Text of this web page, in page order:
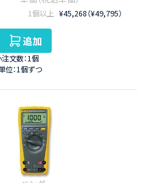
1個以上 ¥45,268（¥49,795）
追加
文数：1個
位：1個ずつ